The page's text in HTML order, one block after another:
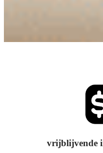
vrijblijvende